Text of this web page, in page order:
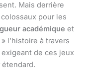
Mais derrière
pour les
académique et
l’histoire à travers
exigeant de ces jeux
étendard.